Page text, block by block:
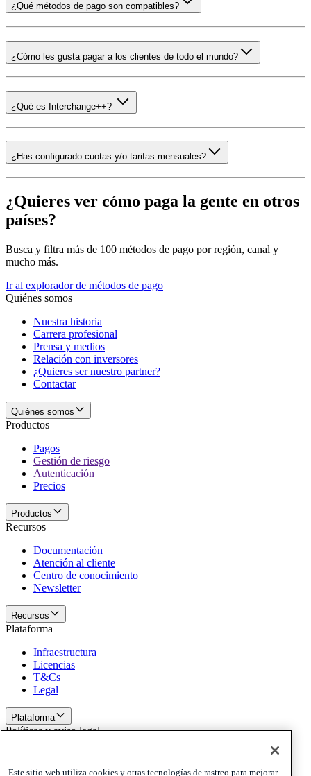
¿Qué métodos de pago son compatibles?
¿Cómo les gusta pagar a los clientes de todo el mundo?
¿Qué es Interchange++?
¿Has configurado cuotas y/o tarifas mensuales?
¿Quieres ver cómo paga la gente en otros
países?
Busca y filtra más de 100 métodos de pago por región, canal y
mucho más.
Ir al explorador de métodos de pago
Quiénes somos
Nuestra historia
Carrera profesional
Prensa y medios
Relación con inversores
¿Quieres ser nuestro partner?
Contactar
Quiénes somos
Productos
Pagos
Gestión de riesgo
Autenticación
Precios
Productos
Recursos
Documentación
Atención al cliente
Centro de conocimiento
Newsletter
Recursos
Plataforma
Infraestructura
Licencias
T&Cs
Legal
Plataforma
Políticas y aviso legal
Cookies
Este sitio web utiliza cookies y otras tecnologías de rastreo para mejorar